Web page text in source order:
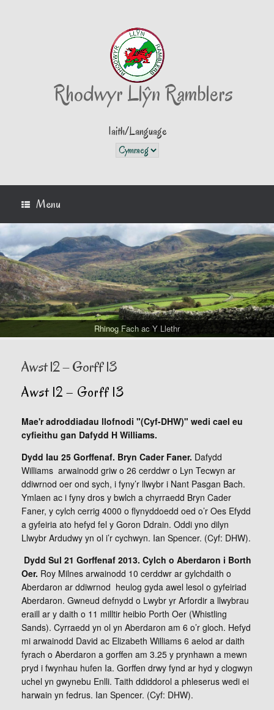
Rhodwyr Llŷn Ramblers
Iaith/Language
Iaith/Language
Menu
Rhinog Fach ac Y Llethr
Awst 12 – Gorff 13
Awst 12 – Gorff 13
Mae'r adroddiadau llofnodi "(Cyf-DHW)" wedi cael eu
cyfieithu gan Dafydd H Williams.
Dydd Iau 25 Gorffenaf. Bryn Cader Faner. Dafydd
Williams arwainodd griw o 26 cerddwr o Lyn Tecwyn ar
ddiwrnod oer ond sych, i fyny’r llwybr i Nant Pasgan Bach.
Ymlaen ac i fyny dros y bwlch a chyrraedd Bryn Cader
Faner, y cylch cerrig 4000 o flynyddoedd oed o’r Oes Efydd
a gyfeiria ato hefyd fel y Goron Ddrain. Oddi yno dilyn
Llwybr Ardudwy yn ol i’r cychwyn. Ian Spencer. (Cyf: DHW).
Dydd Sul 21 Gorffenaf 2013. Cylch o Aberdaron i Borth
Oer. Roy Milnes arwainodd 10 cerddwr ar gylchdaith o
Aberdaron ar ddiwrnod heulog gyda awel lesol o gyfeiriad
Aberdaron. Gwneud defnydd o Lwybr yr Arfordir a llwybrau
eraill ar y daith o 11 milltir heibio Porth Oer (Whistling
Sands). Cyrraedd yn ol yn Aberdaron am 6 o’r gloch. Hefyd
mi arwainodd David ac Elizabeth Williams 6 aelod ar daith
fyrach o Aberdaron a gorffen am 3.25 y prynhawn a mewn
pryd i fwynhau hufen Ia. Gorffen drwy fynd ar hyd y clogwyn
uchel yn gwynebu Enlli. Taith ddiddorol a phleserus wedi ei
harwain yn fedrus. Ian Spencer. (Cyf: DHW).